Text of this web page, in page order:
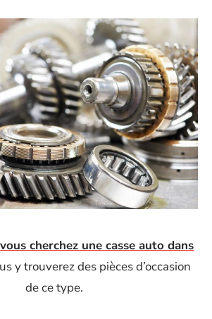
cherchez une casse auto dans
y trouverez des pièces d’occasion
de ce type.